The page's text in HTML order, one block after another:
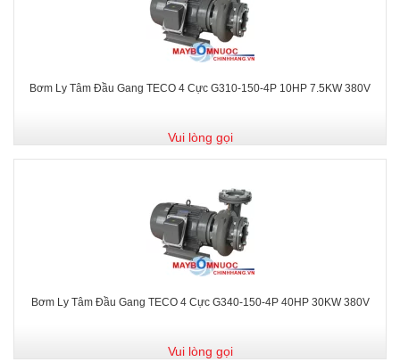
Bơm Ly Tâm Đầu Gang TECO 4 Cực G310-150-4P 10HP 7.5KW 380V
Vui lòng gọi
Bơm Ly Tâm Đầu Gang TECO 4 Cực G340-150-4P 40HP 30KW 380V
Vui lòng gọi